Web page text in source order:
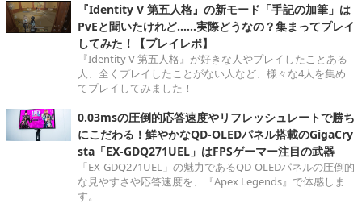
『Identity V 第五人格』の新モード「手記の加筆」は
PvEと聞いたけれど……実際どうなの？集まってプレイ
してみた！【プレイレポ】
『Identity V 第五人格』が好きな人やプレイしたことある
人、全くプレイしたことがない人など、様々な4人を集め
てプレイしてみました！
0.03msの圧倒的応答速度やリフレッシュレートで勝ち
にこだわる！鮮やかなQD-OLEDパネル搭載のGigaCry
sta「EX-GDQ271UEL」はFPSゲーマー注目の武器
「EX-GDQ271UEL」の魅力であるQD-OLEDパネルの圧倒的
な見やすさや応答速度を、『Apex Legends』で体感しま
す。